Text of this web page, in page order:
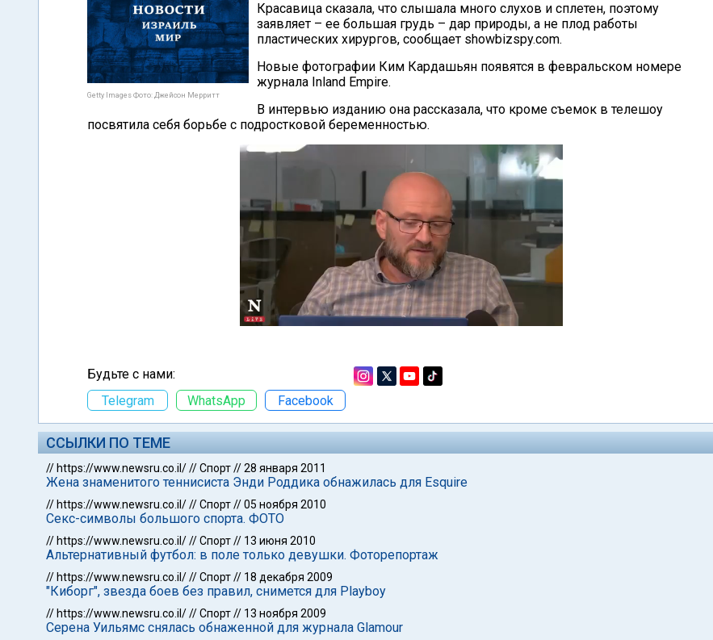
Getty Images Фото: Джейсон Мерритт
Красавица сказала, что слышала много слухов и сплетен, поэтому
заявляет – ее большая грудь – дар природы, а не плод работы
пластических хирургов, сообщает showbizspy.com.
Новые фотографии Ким Кардашьян появятся в февральском номере
журнала Inland Empire.
В интервью изданию она рассказала, что кроме съемок в телешоу
посвятила себя борьбе с подростковой беременностью.
Будьте с нами:
Telegram
WhatsApp Facebook
ССЫЛКИ ПО ТЕМЕ
// https://www.newsru.co.il///Спорт//28 января 2011
Жена знаменитого теннисиста Энди Роддика обнажилась для Esquire
// https://www.newsru.co.il///Спорт//05 ноября 2010
Секс-символы большого спорта. ФОТО
// https://www.newsru.co.il///Спорт// 13 июня 2010
Альтернативный футбол: в поле только девушки. Фоторепортаж
// https://www.newsru.co.il///Спорт// 18 декабря 2009
"Киборг", звезда боев без правил, снимется для Playboy
// https://www.newsru.co.il///Спорт// 13 ноября 2009
Серена Уильямс снялась обнаженной для журнала Glamour